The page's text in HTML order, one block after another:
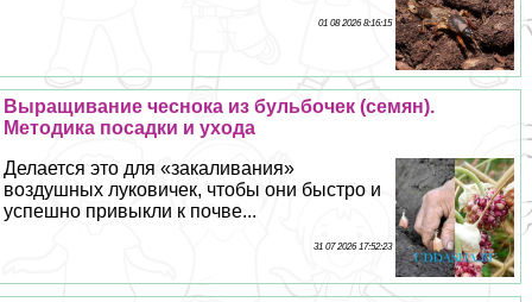
01 08 2026 8:16:15
Выращивание чеснока из бульбочек (семян).
Методика посадки и ухода
Делается это для «закаливания»
воздушных луковичек, чтобы они быстро и
успешно привыкли к почве...
31 07 2026 17:52:23